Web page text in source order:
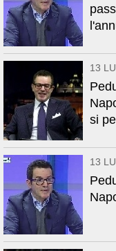
13
si
13